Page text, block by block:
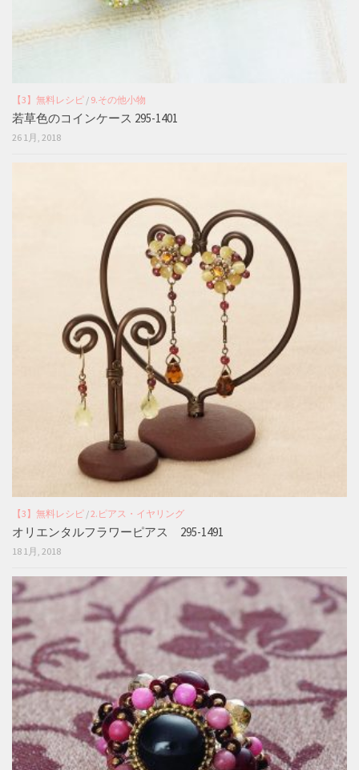
【3】無料レシピ / 9.その他小物
若草色のコインケース 295-1401
26 1月, 2018
【3】無料レシピ /2.ピアス・イヤリング
オリエンタルフラワーピアス 295-1491
18 1月, 2018